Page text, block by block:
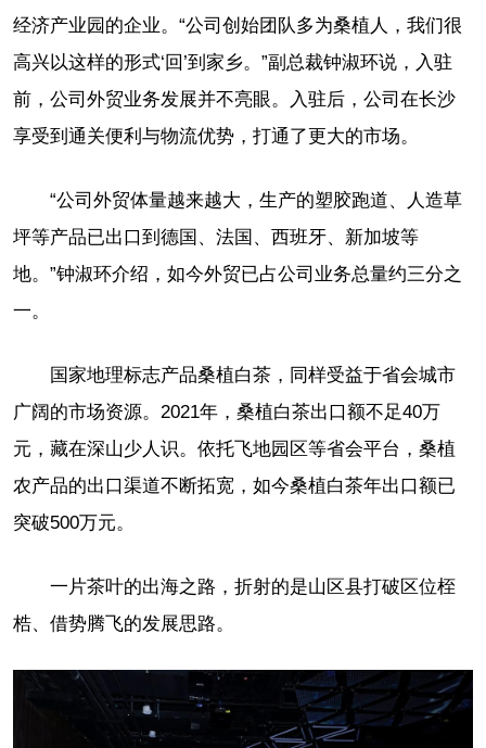
经济产业园的企业。“公司创始团队多为桑植人，我们很
高兴以这样的形式‘回’到家乡。”副总裁钟淑环说，入驻
前，公司外贸业务发展并不亮眼。入驻后，公司在长沙
享受到通关便利与物流优势，打通了更大的市场。
“公司外贸体量越来越大，生产的塑胶跑道、人造草
坪等产品已出口到德国、法国、西班牙、新加坡等
地。”钟淑环介绍，如今外贸已占公司业务总量约三分之
一。
国家地理标志产品桑植白茶，同样受益于省会城市
广阔的市场资源。2021年，桑植白茶出口额不足40万
元，藏在深山少人识。依托飞地园区等省会平台，桑植
农产品的出口渠道不断拓宽，如今桑植白茶年出口额已
突破500万元。
一片茶叶的出海之路，折射的是山区县打破区位桎
梏、借势腾飞的发展思路。